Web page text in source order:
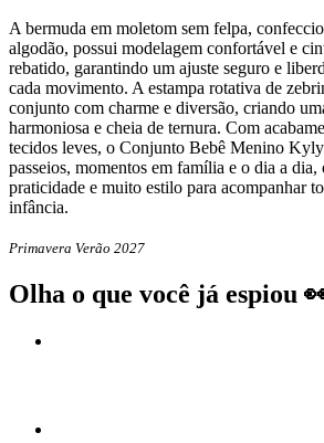
A bermuda em moletom sem felpa,
algodão, possui modelagem confortável e
rebatido, garantindo um ajuste seguro e
cada movimento. A estampa rotativa de
conjunto com charme e diversão, criando
harmoniosa e cheia de ternura. Com
tecidos leves, o Conjunto Bebê Menino
passeios, momentos em família e o dia a
praticidade e muito estilo para acompanhar
infância.
Primavera Verão 2027
Olha o que você já espiou